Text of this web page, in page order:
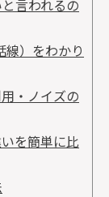
言われるの
線）をわかり
・ノイズの
を簡単に比